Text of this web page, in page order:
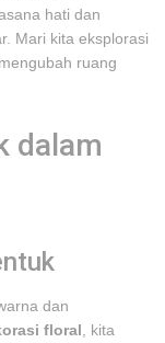
hati dan
Mari kita eksplorasi
ruang
dalam
dan
floral , kita